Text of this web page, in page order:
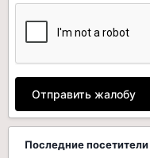
Отправить жалобу
Последние посетители